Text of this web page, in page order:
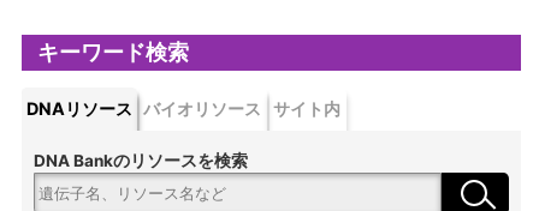
キーワード検索
DNAリソース バイオリソース サイト内
DNA Bankのリソースを検索